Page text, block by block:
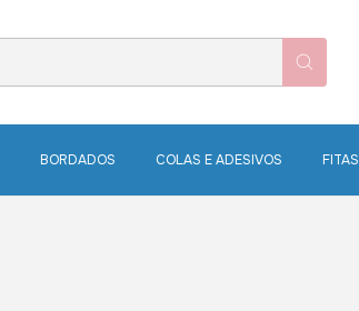
BORDADOS COLAS E ADESIVOS FITAS